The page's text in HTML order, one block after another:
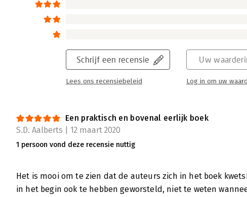
Schrijf een recensie
Lees ons recensiebeleid
Uw
Log in om uw
Een praktisch en bovenal eerlijk boek
S.D. Aalberts | 12 maart 2020
1 persoon vond deze recensie nuttig
Het is mooi om te zien dat de auteurs zich in het boek
in het begin ook te hebben geworsteld, niet te weten